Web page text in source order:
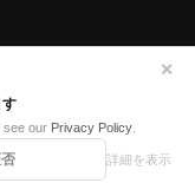
see our Privacy Policy.
詳細を表示
✕